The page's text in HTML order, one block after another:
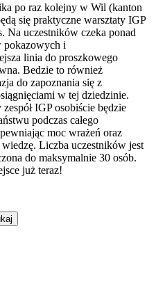
po raz kolejny w Wil (kanton
się praktyczne warsztaty IGP
uczestników czeka ponad
pokazowych i
linia do proszkowego
Bedzie to również
do zapoznania się z
w tej dziedzinie.
IGP osobiście będzie
podczas całego
moc wrażeń oraz
wiedzę. Liczba uczestników jest
do maksymalnie 30 osób.
już teraz!